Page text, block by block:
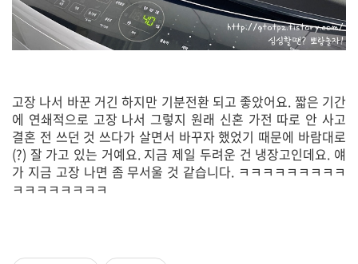
고장 나서 바꾼 거긴 하지만 기분전환 되고 좋았어요. 짧은 기간
에 연쇄적으로 고장 나서 그렇지 원래 신혼 가전 따로 안 사고
결혼 전 쓰던 것 쓰다가 살면서 바꾸자 했었기 때문에 바람대로
(?) 잘 가고 있는 거예요. 지금 제일 두려운 건 냉장고인데요. 얘
가 지금 고장 나면 좀 무서울 것 같습니다. ㅋㅋㅋㅋㅋㅋㅋㅋㅋ
ㅋㅋㅋㅋㅋㅋㅋㅋ